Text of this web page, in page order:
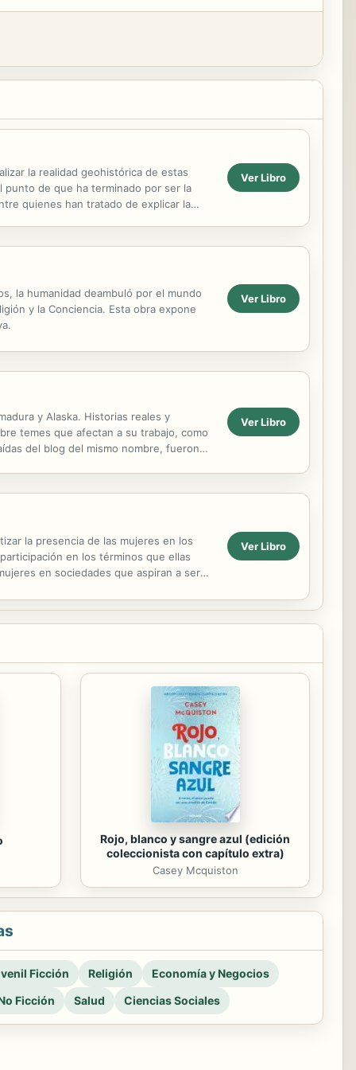
la realidad geohistórica de estas
punto de que ha terminado por ser la
quienes han tratado de explicar la
Ver Libro
la humanidad deambuló por el mundo
y la Conciencia. Esta obra expone
Ver Libro
y Alaska. Historias reales y
temes que afectan a su trabajo, como
del blog del mismo nombre, fueron
Ver Libro
la presencia de las mujeres en los
en los términos que ellas
en sociedades que aspiran a ser
Ver Libro
Rojo, blanco y sangre azul (edición
coleccionista con capítulo extra)
Casey Mcquiston
Ficción Religión
Economía y Negocios
Ficción
Salud Ciencias Sociales